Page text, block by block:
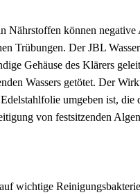
Nährstoffen können
Trübungen. Der JBL
Gehäuse des Klärers
Wassers getötet. Der
umgeben ist,
von festsitzenden
wichtige